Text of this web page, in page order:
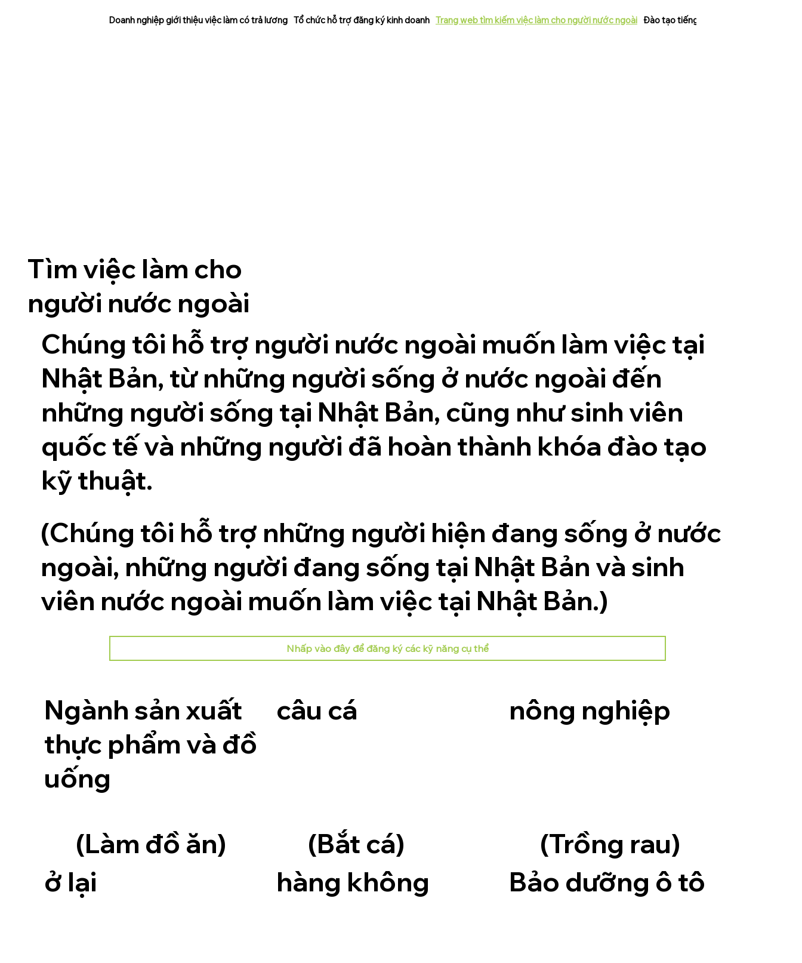
Doanh nghiệp giới thiệu việc làm có trả lương Tổ chức hỗ trợ đăng ký kinh doanh Trang web tìm kiếm việc làm cho người nước ngoài Đào tạo tiếng Nhật cho người nước
Tìm việc làm cho
người nước ngoài
Chúng tôi hỗ trợ người nước ngoài muốn làm việc tại
Nhật Bản, từ những người sống ở nước ngoài đến
những người sống tại Nhật Bản, cũng như sinh viên
quốc tế và những người đã hoàn thành khóa đào tạo
kỹ thuật.
(Chúng tôi hỗ trợ những người hiện đang sống ở nước
ngoài, những người đang sống tại Nhật Bản và sinh
viên nước ngoài muốn làm việc tại Nhật Bản.)
Nhấp vào đây để đăng ký các kỹ năng cụ thể
Ngành sản xuất
thực phẩm và đồ
uống
(Làm đồ ăn)
câu cá
(Bắt cá)
nông nghiệp
(Trồng rau)
ở lại
hàng không Bảo dưỡng ô tô